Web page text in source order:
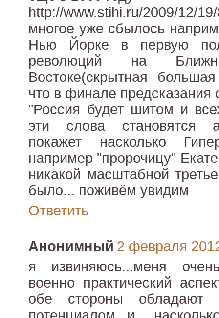
http://www.stihi.ru/2009/12/
многое уже сбылось
Нью Йорке в первую
революций на
Востоке(скрытная
что в финале предсказания
"Россия будет шитом и
эти слова становятся
покажет насколько
например "пророчицу"
никакой масштабной
было... поживём увидим
Ответить
Анонимный 2 февраля
я извиняюсь...меня
военно практический
обе стороны обладают